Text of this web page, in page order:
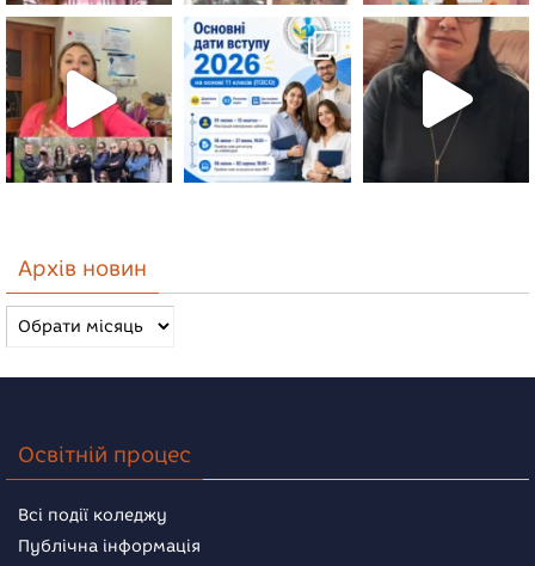
Архів новин
Архів
новин
Освітній процес
Всі події коледжу
Публічна інформація